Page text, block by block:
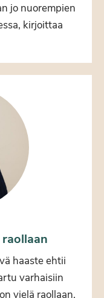
jo nuorempien
kirjoittaa
haaste ehtii
varhaisiin
vielä raollaan,